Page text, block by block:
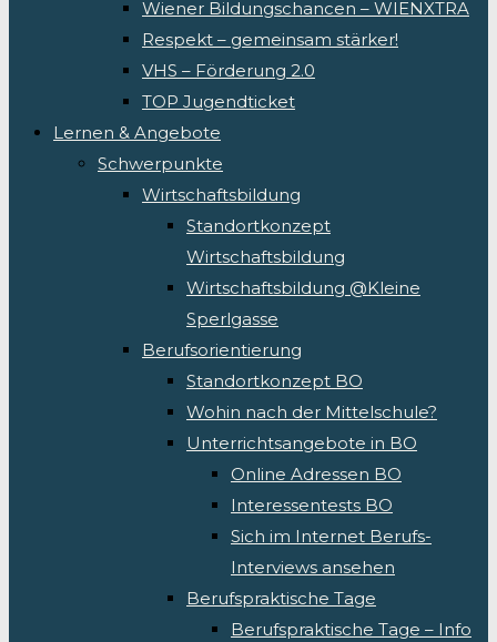
Wiener Bildungschancen – WIENXTRA
Respekt – gemeinsam stärker!
VHS – Förderung 2.0
TOP Jugendticket
Lernen & Angebote
Schwerpunkte
Wirtschaftsbildung
Standortkonzept
Wirtschaftsbildung
Wirtschaftsbildung @Kleine
Sperlgasse
Berufsorientierung
Standortkonzept BO
Wohin nach der Mittelschule?
Unterrichtsangebote in BO
Online Adressen BO
Interessentests BO
Sich im Internet Berufs-
Interviews ansehen
Berufspraktische Tage
Berufspraktische Tage – Info